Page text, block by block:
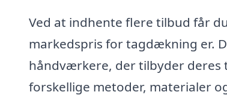
Ved at indhente flere tilbud får
markedspris for tagdækning er.
håndværkere, der tilbyder deres
forskellige metoder, materialer